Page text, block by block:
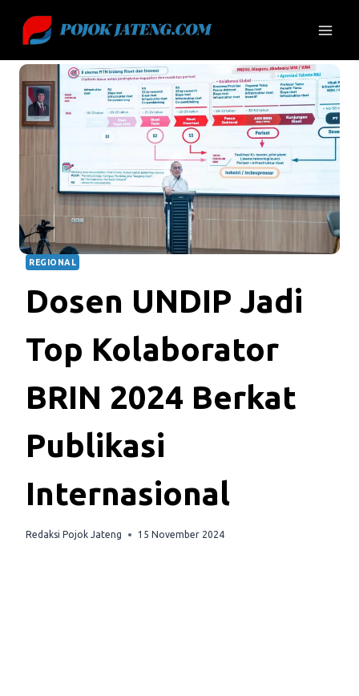
content
REGIONAL
Dosen UNDIP Jadi
Top Kolaborator
BRIN 2024 Berkat
Publikasi
Internasional
Redaksi Pojok Jateng 15 November 2024